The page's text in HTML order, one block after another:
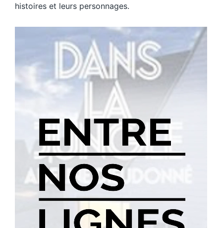
histoires et leurs personnages.